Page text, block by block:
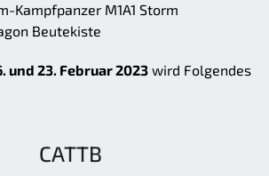
Kampfpanzer M1A1 Storm
Beutekiste
und 23. Februar 2023 wird Folgendes
CATTB